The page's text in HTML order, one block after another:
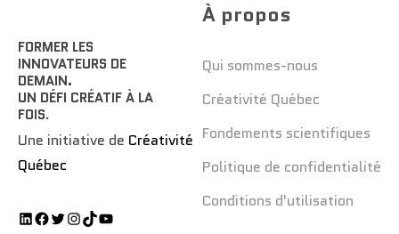
FORMER LES
INNOVATEURS DE
DEMAIN.
UN DÉFI CRÉATIF À LA
FOIS.
Une initiative de Créativité
Québec
À propos
Qui sommes-nous
Créativité Québec
Fondements scientifiques
Politique de confidentialité
Conditions d'utilisation